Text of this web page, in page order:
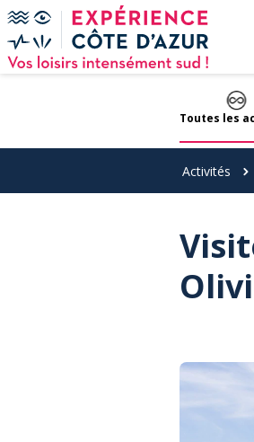
Panneau de gestion des cookies
Toutes les
Activités